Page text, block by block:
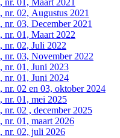
nr. 01, Maart 2021
nr. 02, Augustus 2021
nr. 03, December 2021
nr. 01, Maart 2022
nr. 02, Juli 2022
nr. 03, November 2022
nr. 01, Juni 2023
nr. 01, Juni 2024
nr. 02 en 03, oktober 2024
nr. 01, mei 2025
nr. 02 , december 2025
nr. 01, maart 2026
nr. 02, juli 2026